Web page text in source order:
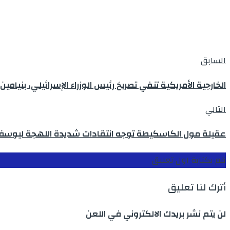
السابق
الخارجية الأمريكية تنفي تصريحَ رئيس الوزراء الإسرائيلي،
التالي
عقيلة مول الكاسكيطة توجه انتقادات شديدة اللهجة ليوسف
قم بكتابة اول تعليق
أترك لنا تعليق
لن يتم نشر بريدك الالكتروني في اللعن